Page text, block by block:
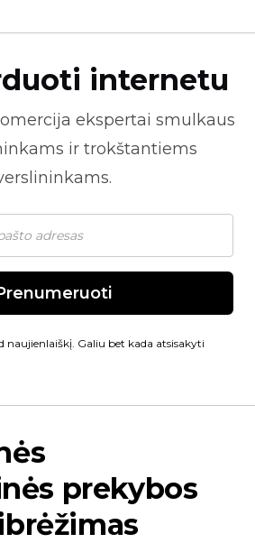
internetu
ekspertai smulkaus
ir trokštantiems
naujienlaiškį. Galiu bet kada atsisakyti
prekybos